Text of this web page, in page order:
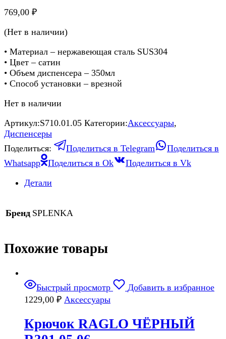
769,00 ₽
(Нет в наличии)
• Материал – нержавеющая сталь SUS304
• Цвет – сатин
• Объем диспенсера – 350мл
• Способ установки – врезной
Нет в наличии
Артикул:S710.01.05 Категории:Аксессуары,
Диспенсеры
Поделиться:
Поделиться в Telegram
Поделиться в
Whatsapp
Поделиться в Ok
Поделиться в Vk
Детали
Бренд SPLENKA
Похожие товары
Быстрый просмотр
Добавить в избранное
1229,00 ₽ Аксессуары
Крючок RAGLO ЧЁРНЫЙ